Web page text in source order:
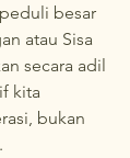
besar
atau Sisa
secara adil
kita
bukan